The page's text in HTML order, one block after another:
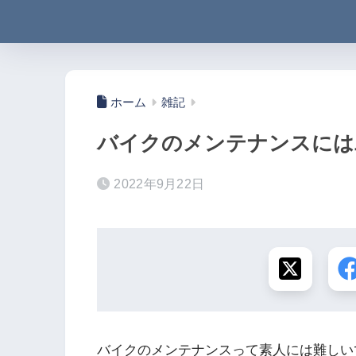
ホーム 雑記
バイクのメンテナンスに
2022年9月22日
バイクのメンテナンスって素人には難し